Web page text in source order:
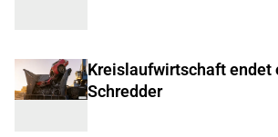
Kreislaufwirtschaft endet
Schredder